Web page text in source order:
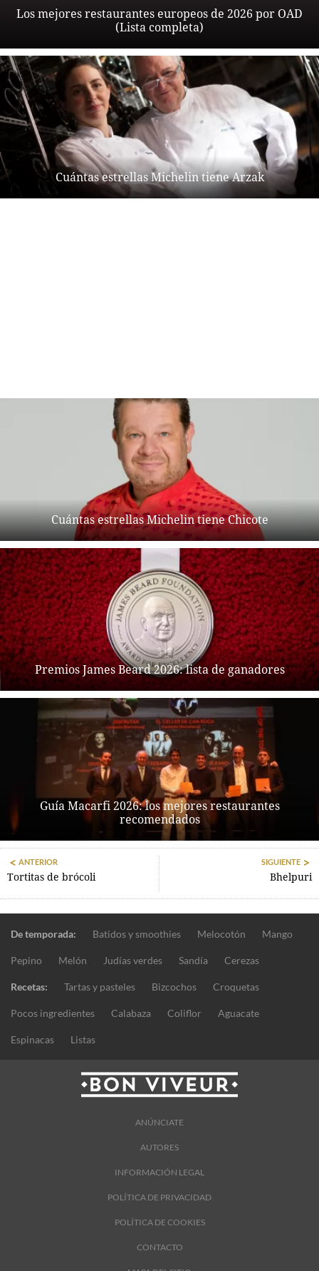
Los mejores restaurantes europeos de 2026 por OAD
(Lista completa)
Cuántas estrellas Michelin tiene Arzak
Cuántas estrellas Michelin tiene Chicote
Premios James Beard 2026: lista de ganadores
Guía Macarfi 2026: los mejores restaurantes
recomendados
ANTERIOR
Tortitas de brócoli
SIGUIENTE
Bhelpuri
De temporada: Batidos y smoothies Melocotón Mango
Pepino Melón Judías verdes Sandía Cerezas
Recetas: Tartas y pasteles Bizcochos Croquetas
Pocos ingredientes Calabaza Coliflor Aguacate
Espinacas Listas
ANÚNCIATE
AUTORES
INFORMACIÓN LEGAL
POLÍTICA DE PRIVACIDAD
POLÍTICA DE COOKIES
CONTACTO